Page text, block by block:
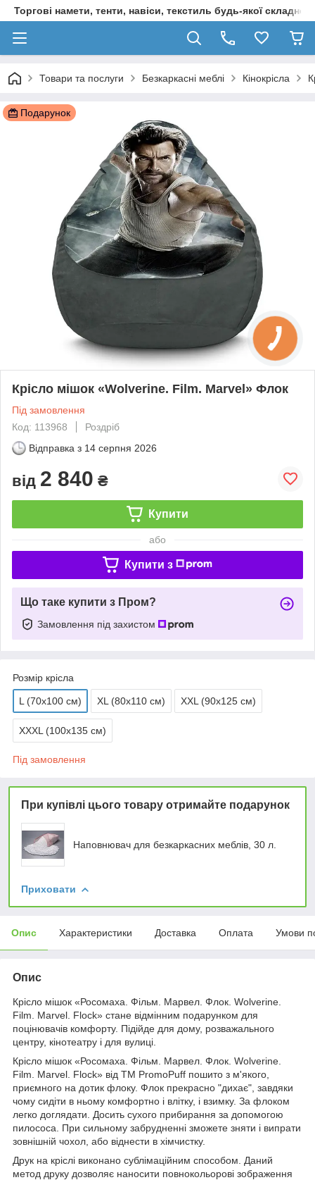
Торгові намети, тенти, навіси, текстиль будь-якої
Товари та послуги Безкаркасні меблі Кінокрісла
Подарунок
Крісло мішок «Wolverine. Film. Marvel» Флок
Під замовлення
Код: 113968
Роздріб
Відправка з 14 серпня 2026
від 2 840 ₴
Купити
або
Купити з
Що таке купити з Пром?
Замовлення під захистом
Розмір крісла
L (70x100 см) XL (80х110 см) XXL (90х125 см)
XXXL (100х135 см)
Під замовлення
При купівлі цього товару отримайте подарунок
Наповнювач для безкаркасних меблів, 30 л.
Приховати
Опис Характеристики Доставка Оплата Умови
Опис
Крісло мішок «Росомаха. Фільм. Марвел. Флок. Wolverine.
Film. Marvel. Flock» стане відмінним подарунком для
поцінювачів комфорту. Підійде для дому, розважального
центру, кінотеатру і для вулиці.
Крісло мішок «Росомаха. Фільм. Марвел. Флок. Wolverine.
Film. Marvel. Flock» від TM PromoPuff пошито з м'якого,
приємного на дотик флоку. Флок прекрасно "дихає", завдяки
чому сидіти в ньому комфортно і влітку, і взимку. За флоком
легко доглядати. Досить сухого прибирання за допомогою
пилососа. При сильному забрудненні зможете зняти і випрати
зовнішній чохол, або віднести в хімчистку.
Друк на кріслі виконано сублімаційним способом. Даний
метод друку дозволяє наносити повнокольорові зображення